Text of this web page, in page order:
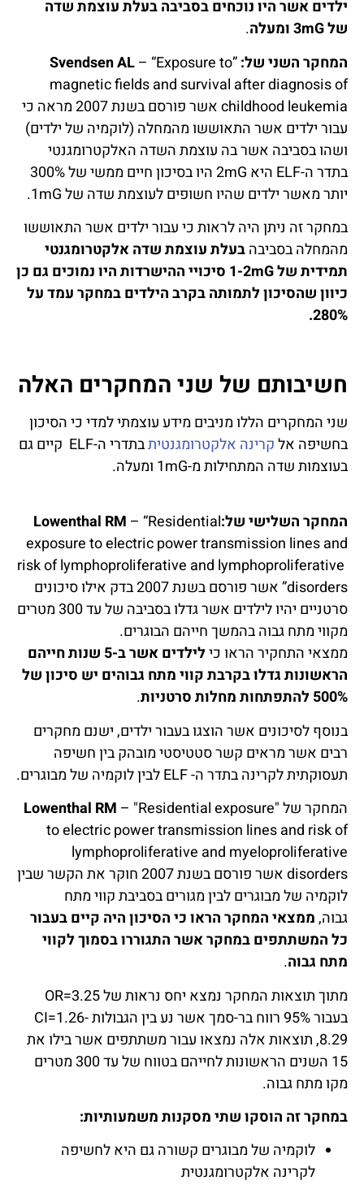
ילדים אשר היו נוכחים בסביבה בעלת עוצמת שדה
של3mGומעלה.
המחקר השני של:”
Svendsen AL– “Exposure to
magnetic fields and survival after diagnosis of
childhood leukemia אשר פורסם בשנת 2007 מראה כי
עבור ילדים אשר התאוששו מהמחלה (לוקמיה של ילדים)
ושהו בסביבה אשר בה עוצמת השדה האלקטרומגנטי
בתדר ה-ELF היא 2mG היו בסיכון חיים ממשי של 300%
יותר מאשר ילדים שהיו חשופים לעוצמת שדה של 1mG.
במחקר זה ניתן היה לראות כי עבור ילדים אשר התאוששו
מהמחלה בסביבהבעלת עוצמת שדה אלקטרומגנטי
תמידית של1-2mG סיכויי ההישרדות היו נמוכים גם כן
כיוון שהסיכון לתמותה בקרב הילדים במחקר עמד על
280%.
חשיבותם של שני המחקרים האלה
שני המחקרים הללו מניבים מידע עוצמתי למדי כי הסיכון
בחשיפה אלקרינה אלקטרומגנטית
בתדרי ה-ELF קיים גם
בעוצמות שדה המתחילות מ-1mG ומעלה.
המחקר השלישי של:Lowenthal RM– “Residential
exposure to electric power transmission lines and
risk of lymphoproliferative and lymphoproliferative
disorders” אשר פורסם בשנת 2007 בדק אילו סיכונים
סרטניים יהיו לילדים אשר גדלו בסביבה של עד 300 מטרים
מקווי מתח גבוה בהמשך חייהם הבוגרים.
ממצאי התחקיר הראו כי
לילדים אשר ב-5 שנות חייהם
הראשונות גדלו בקרבת קווי מתח גבוהים יש סיכון של
500% להתפתחות מחלות סרטניות
.
בנוסף לסיכונים אשר הוצגו בעבור ילדים, ישנם מחקרים
רבים אשר מראים קשר סטטיסטי מובהק בין חשיפה
תעסוקתית לקרינה בתדר ה- ELF לבין לוקמיה של מבוגרים.
המחקר של "
Lowenthal RM – "Residential exposure
to electric power transmission lines and risk of
lymphoproliferative and myeloproliferative
disorders אשר פורסם בשנת 2007 חוקר את הקשר שבין
לוקמיה של מבוגרים לבין מגורים בסביבת קווי מתח
גבוה,ממצאי המחקר הראו כי הסיכון היה קיים בעבור
כל המשתתפים במחקר אשר התגוררו בסמוך לקווי
מתח גבוה.
מתוך תוצאות המחקר נמצא יחס נראות של OR=3.25
בעבור 95% רווח בר-סמך אשר נע בין הגבולות CI=1.26-
8.29, תוצאות אלה נמצאו עבור משתתפים אשר בילו את
15 השנים הראשונות לחייהם בטווח של עד 300 מטרים
מקו מתח גבוה.
במחקר זה הוסקו שתי מסקנות משמעותיות:
לוקמיה של מבוגרים קשורה גם היא לחשיפה
לקרינה אלקטרומגנטית